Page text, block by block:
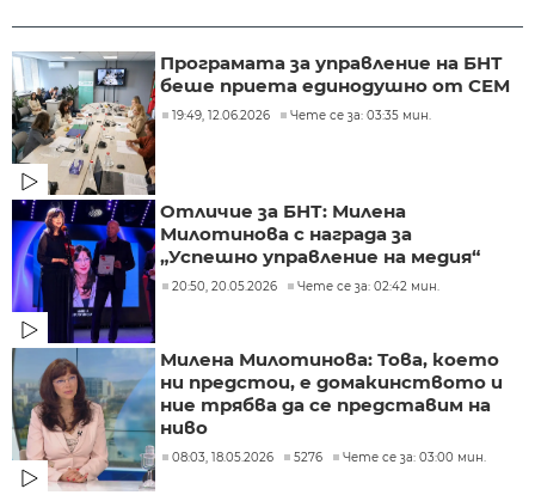
Програмата за управление на БНТ
беше приета единодушно от СЕМ
19:49, 12.06.2026 Чете се за: 03:35 мин.
Отличие за БНТ: Милена
Милотинова с награда за
„Успешно управление на медия“
20:50, 20.05.2026 Чете се за: 02:42 мин.
Милена Милотинова: Това, което
ни предстои, е домакинството и
ние трябва да се представим на
ниво
08:03, 18.05.2026 5276 Чете се за: 03:00 мин.